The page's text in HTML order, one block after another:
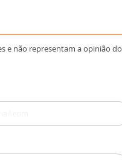
e não representam a opinião do